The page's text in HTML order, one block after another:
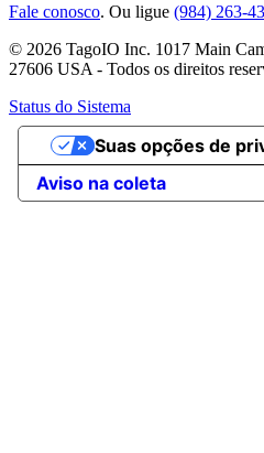
Fale conosco. Ou ligue (984) 263-
© 2026 TagoIO Inc. 1017 Main
27606 USA - Todos os direitos
Status do Sistema
Aviso na coleta
Suas opções de